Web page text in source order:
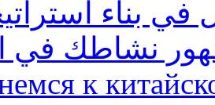
بناء
نشاطك في
к